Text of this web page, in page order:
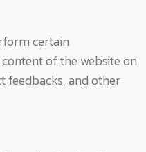
certain
of the website on
feedbacks, and other